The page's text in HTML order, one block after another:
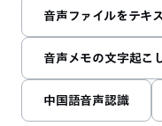
音声ファイルをテキ
音声メモの文字起こ
中国語音声認識